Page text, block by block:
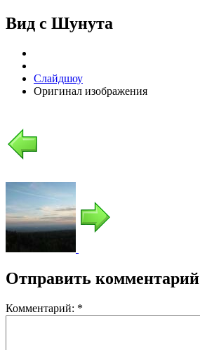
Вид с Шунута
Слайдшоу
Оригинал изображения
Отправить комментарий
Комментарий: *